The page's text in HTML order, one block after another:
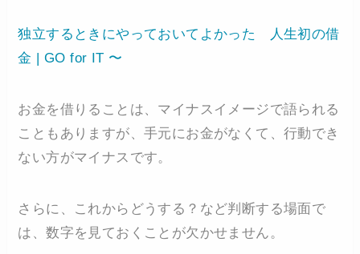
独立するときにやっておいてよかった 人生初の借
金 | GO for IT 〜
お金を借りることは、マイナスイメージで語られる
こともありますが、手元にお金がなくて、行動でき
ない方がマイナスです。
さらに、これからどうする？など判断する場面で
は、数字を見ておくことが欠かせません。